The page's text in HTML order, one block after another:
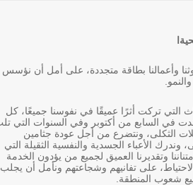
وأعمالنا بطاقة متجددة، على أمل أن نؤسس
التي تركت أثرًا عميقًا في نفوسنا جميعًا، كل
في السابع من أكتوبر وفي السنوات التي
الثكلى، ونتضرع من أجل عودة جثامين
الأعباء الجسدية والنفسية الثقيلة التي
وتقديرنا العميق لجميع من يؤدون الخدمة
على تفانيهم وشجاعتهم ونأمل أن يجلب
شعوب المنطقة.